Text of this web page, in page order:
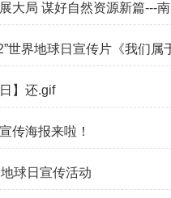
大局 谋好自然资源新篇---
世界地球日宣传片《我们属
】还.gif
传海报来啦！
球日宣传活动